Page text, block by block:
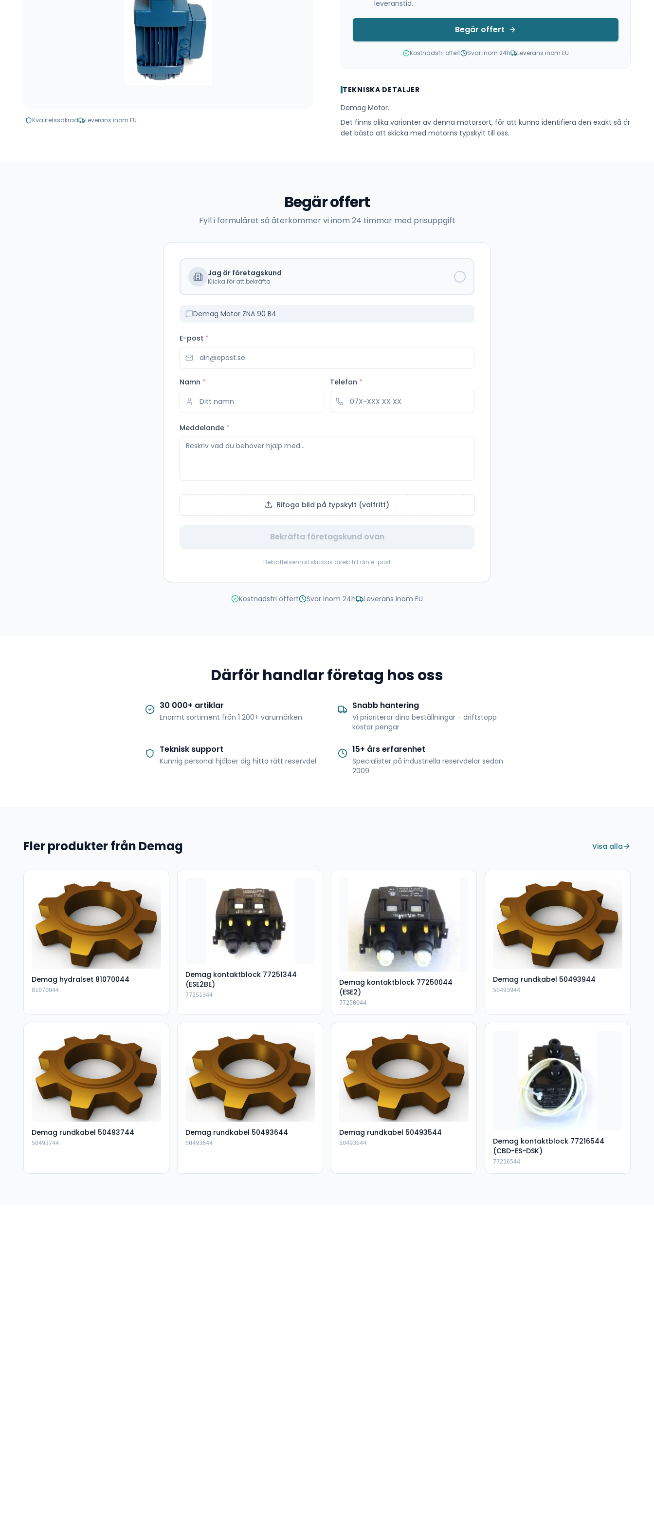
Kvalitetssäkrad Leverans inom EU
leveranstid.
Begär offert
Kostnadsfri offert Svar inom 24h Leverans inom EU
TEKNISKA DETALJER
Demag Motor.
Det finns olika varianter av denna motorsort, för att kunna identifiera den exakt så är
det bästa att skicka med motorns typskylt till oss.
Begär offert
Fyll i formuläret så återkommer vi inom 24 timmar med prisuppgift
Jag är företagskund
Klicka för att bekräfta
Demag Motor ZNA 90 B4
E-post *
Namn * Telefon *
Meddelande *
Bifoga bild på typskylt (valfritt)
Bekräfta företagskund ovan
Bekräftelsemail skickas direkt till din e-post
Kostnadsfri offert Svar inom 24h Leverans inom EU
Därför handlar företag hos oss
30 000+ artiklar
Enormt sortiment från 1 200+ varumärken
Snabb hantering
Vi prioriterar dina beställningar - driftstopp
kostar pengar
Teknisk support
Kunnig personal hjälper dig hitta rätt reservdel
15+ års erfarenhet
Specialister på industriella reservdelar sedan
2009
Fler produkter från Demag Visa alla
Demag hydralset 81070044
81070044
Demag kontaktblock 77251344
(ESE2BE)
77251344
Demag kontaktblock 77250044
(ESE2)
77250044
Demag rundkabel 50493944
50493944
Demag rundkabel 50493744
50493744
Demag rundkabel 50493644
50493644
Demag rundkabel 50493544
50493544
Demag kontaktblock 77216544
(CBD-ES-DSK)
77216544